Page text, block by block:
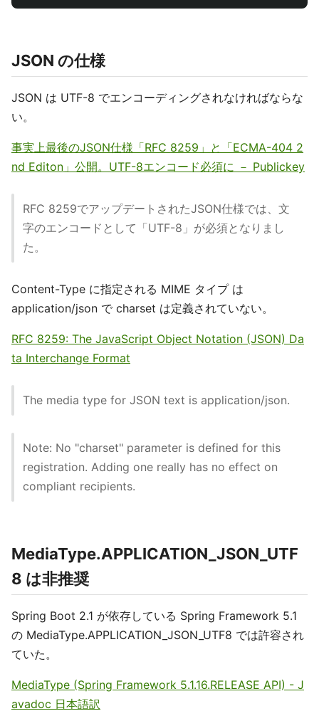
JSON の仕様
JSON は UTF-8 でエンコーディングされなければならな
い。
事実上最後のJSON仕様「RFC 8259」と「ECMA-404 2
nd Editon」公開。UTF-8エンコード必須に － Publickey
RFC 8259でアップデートされたJSON仕様では、文
字のエンコードとして「UTF-8」が必須となりまし
た。
Content-Type に指定される MIME タイプ は
application/json で charset は定義されていない。
RFC 8259: The JavaScript Object Notation (JSON) Da
ta Interchange Format
The media type for JSON text is application/json.
Note: No "charset" parameter is defined for this
registration. Adding one really has no effect on
compliant recipients.
MediaType.APPLICATION_JSON_UTF
8 は非推奨
Spring Boot 2.1 が依存している Spring Framework 5.1
の MediaType.APPLICATION_JSON_UTF8 では許容され
ていた。
MediaType (Spring Framework 5.1.16.RELEASE API) - J
avadoc 日本語訳